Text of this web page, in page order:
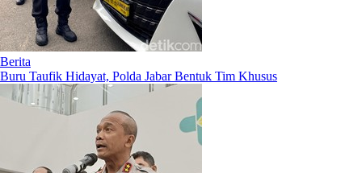
Berita
Buru Taufik Hidayat, Polda Jabar Bentuk Tim Khusus